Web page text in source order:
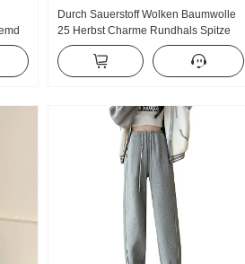
Durch Sauerstoff Wolken Baumwolle
25 Herbst Charme Rundhals Spitze
Locker Elastizität Versteckt Fleisch
Petite Sweatshirt Damen oberteile